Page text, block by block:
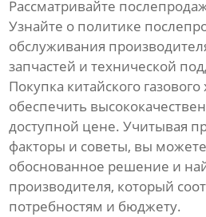
Рассматривайте
Узнайте о политике
обслуживания
запчастей и технической
Покупка китайского
обеспечить
доступной цене. Учитывая
факторы и советы, вы
обоснованное решение и
производителя, который
потребностям и бюджету.